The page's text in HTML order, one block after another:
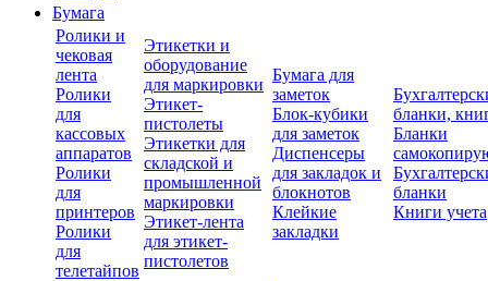
Бумага
Ролики и
чековая
лента
Ролики
для
кассовых
аппаратов
Ролики
для
принтеров
Ролики
для
телетайпов
Этикетки и
оборудование
для маркировки
Этикет-
пистолеты
Этикетки для
складской и
промышленной
маркировки
Этикет-лента
для этикет-
пистолетов
Бумага для
заметок
Блок-кубики
для заметок
Диспенсеры
для закладок и
блокнотов
Клейкие
закладки
бланки,
Бланки
бланки
Книги учета